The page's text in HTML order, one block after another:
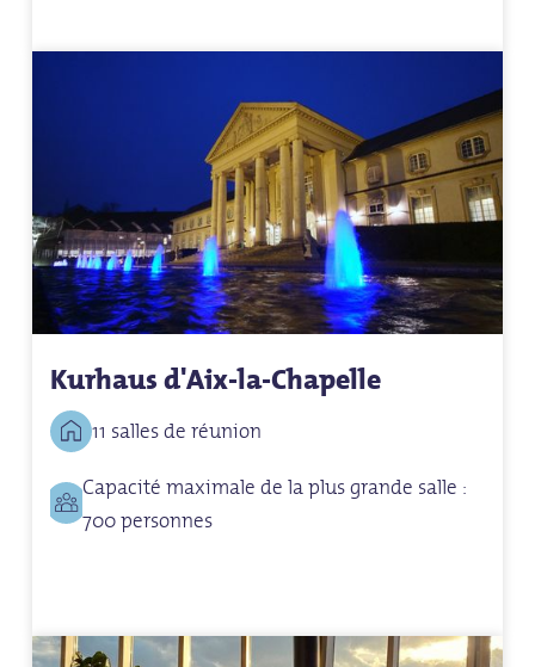
Kurhaus d'Aix-la-Chapelle
11 salles de réunion
Capacité maximale de la plus grande salle :
700 personnes